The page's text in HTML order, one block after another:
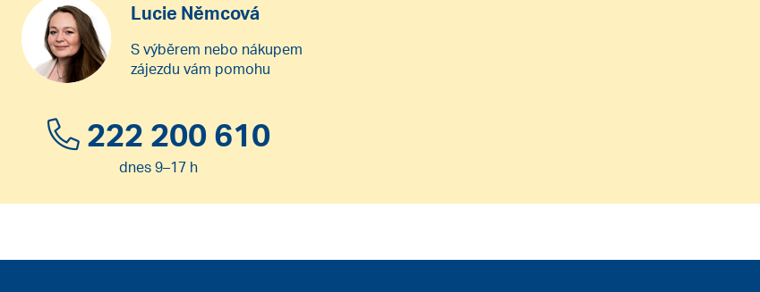
Lucie Němcová
S výběrem nebo nákupem
zájezdu vám pomohu
222 200 610
dnes 9–17 h